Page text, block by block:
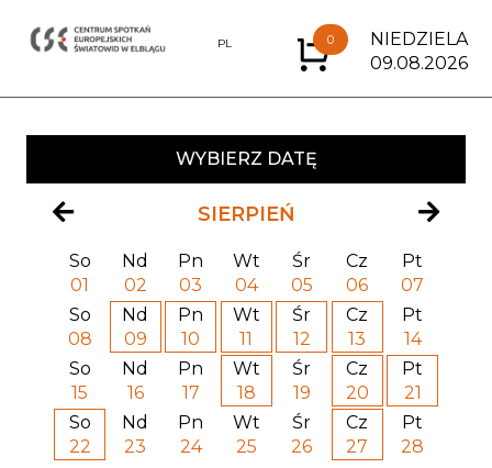
PL 0
NIEDZIELA
09.08.2026
WYBIERZ DATĘ
SIERPIEŃ
So
01
Nd
02
Pn
03
Wt
04
Śr
05
Cz
06
Pt
07
So
08
Nd
09
Pn
10
Wt
11
Śr
12
Cz
13
Pt
14
So
15
Nd
16
Pn
17
Wt
18
Śr
19
Cz
20
Pt
21
So
22
Nd
23
Pn
24
Wt
25
Śr
26
Cz
27
Pt
28